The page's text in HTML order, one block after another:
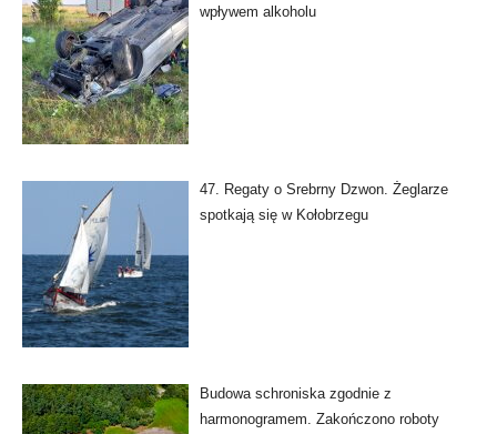
wpływem alkoholu
47. Regaty o Srebrny Dzwon. Żeglarze
spotkają się w Kołobrzegu
Budowa schroniska zgodnie z
harmonogramem. Zakończono roboty